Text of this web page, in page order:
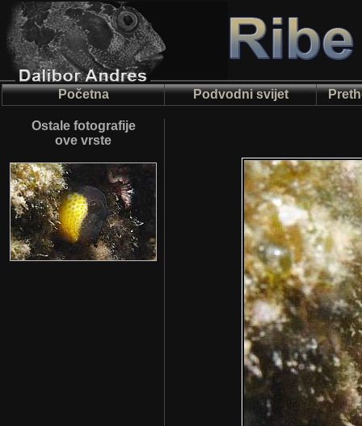
Početna Podvodni svijet
Ostale fotografije
ove vrste